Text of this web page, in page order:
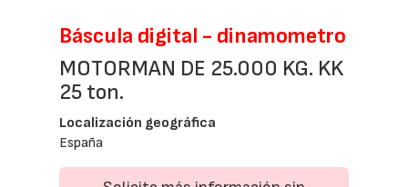
Báscula digital - dinamometro
MOTORMAN DE 25.000 KG. KK
25 ton.
Localización geográfica
España